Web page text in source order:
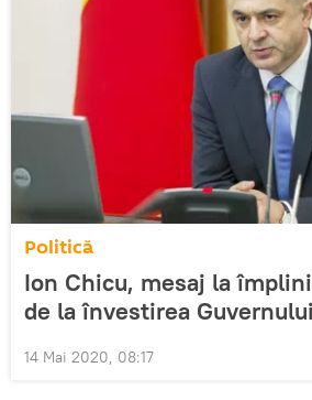
Politică
Ion Chicu, mesaj la
de la învestirea Guvernului
14 Mai 2020, 08:17